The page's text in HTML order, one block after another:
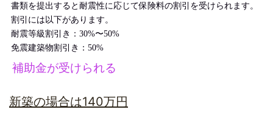
書類を提出すると耐震性に応じて保険料の割引を受けられます。
割引には以下があります。
耐震等級割引き：30%〜50%
免震建築物割引き：50%
補助金が受けられる
新築の場合は140万円